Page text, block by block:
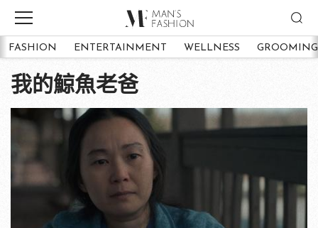
FASHION ENTERTAINMENT WELLNESS GROOMING
我的鯨魚老爸